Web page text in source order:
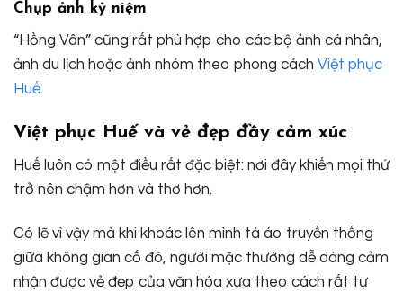
Chụp ảnh kỷ niệm
“Hồng Vân” cũng rất phù hợp cho các bộ ảnh cá nhân,
ảnh du lịch hoặc ảnh nhóm theo phong cách Việt phục
Huế.
Việt phục Huế và vẻ đẹp đầy cảm xúc
Huế luôn có một điều rất đặc biệt: nơi đây khiến mọi thứ
trở nên chậm hơn và thơ hơn.
Có lẽ vì vậy mà khi khoác lên mình tà áo truyền thống
giữa không gian cố đô, người mặc thường dễ dàng cảm
nhận được vẻ đẹp của văn hóa xưa theo cách rất tự